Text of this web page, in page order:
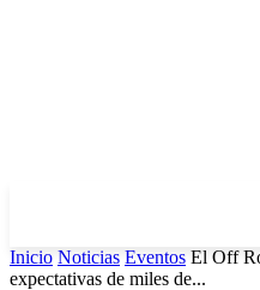
Inicio Noticias Eventos El Off
expectativas de miles de...